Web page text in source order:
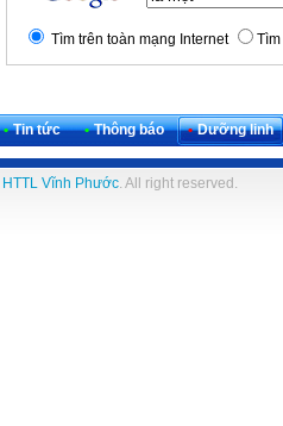
Tìm trên toàn mạng Internet
• Tin tức • Thông báo • Dưỡng linh
HTTL Vĩnh Phước. All right reserved.